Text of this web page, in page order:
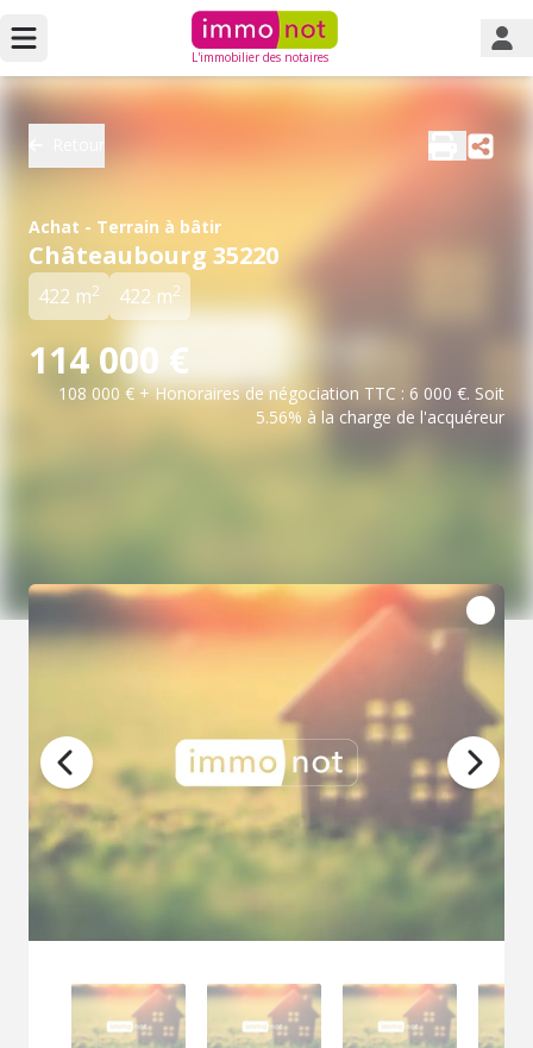
L'immobilier des notaires
Achat - Terrain à bâtir
Châteaubourg 35220
422 m2 422 m2
114 000 €
108 000 € + Honoraires de négociation TTC : 6 000 €. Soit
5.56% à la charge de l'acquéreur